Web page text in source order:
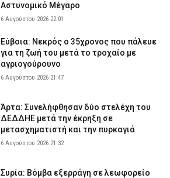
Αστυνομικό Μέγαρο
6 Αυγούστου 2026 22:01
Εύβοια: Νεκρός ο 35χρονος που πάλευε
για τη ζωή του μετά το τροχαίο με
αγριογούρουνο
6 Αυγούστου 2026 21:47
Άρτα: Συνελήφθησαν δύο στελέχη του
ΔΕΔΔΗΕ μετά την έκρηξη σε
μετασχηματιστή και την πυρκαγιά
6 Αυγούστου 2026 21:32
Συρία: Βόμβα εξερράγη σε λεωφορείο